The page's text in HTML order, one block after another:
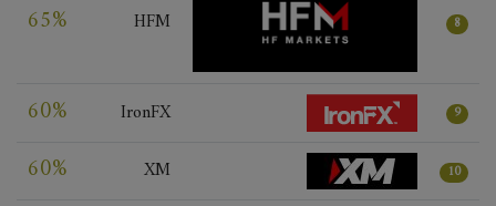
65% HFM 8
60% IronFX 9
60% XM 10